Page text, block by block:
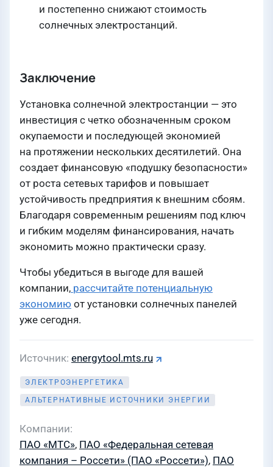
и постепенно снижают стоимость
солнечных электростанций.
Заключение
Установка солнечной электростанции — это
инвестиция с четко обозначенным сроком
окупаемости и последующей экономией
на протяжении нескольких десятилетий. Она
создает финансовую «подушку безопасности»
от роста сетевых тарифов и повышает
устойчивость предприятия к внешним сбоям.
Благодаря современным решениям под ключ
и гибким моделям финансирования, начать
экономить можно практически сразу.
Чтобы убедиться в выгоде для вашей
компании, рассчитайте потенциальную
экономию от установки солнечных панелей
уже сегодня.
Источник energytool.mts.ru
ЭЛЕКТРОЭНЕРГЕТИКА
АЛЬТЕРНАТИВНЫЕ ИСТОЧНИКИ ЭНЕРГИИ
Компании
ПАО «МТС», ПАО «Федеральная сетевая
компания – Россети» (ПАО «Россети»), ПАО